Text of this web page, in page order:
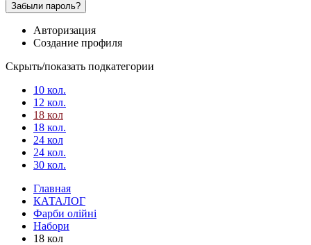
Забыли пароль?
Авторизация
Создание профиля
Скрыть/показать подкатегории
10 кол.
12 кол.
18 кол
18 кол.
24 кол
24 кол.
30 кол.
Главная
КАТАЛОГ
Фарби олійні
Набори
18 кол